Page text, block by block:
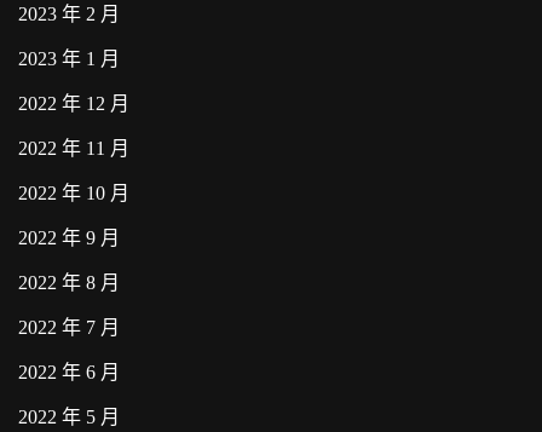
2023 年 2 月
2023 年 1 月
2022 年 12 月
2022 年 11 月
2022 年 10 月
2022 年 9 月
2022 年 8 月
2022 年 7 月
2022 年 6 月
2022 年 5 月